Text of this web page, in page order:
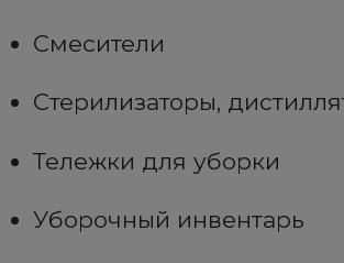
Смесители
Стерилизаторы,
Тележки для уборки
Уборочный инвентарь